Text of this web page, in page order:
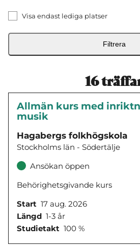
Visa endast lediga platser
Filtrera
16
Allmän kurs med
musik
Hagabergs folkhögskola
Stockholms län - Södertälje
Ansökan öppen
Behörighetsgivande kurs
Start 17 aug. 2026
Längd 1-3 år
Studietakt 100 %